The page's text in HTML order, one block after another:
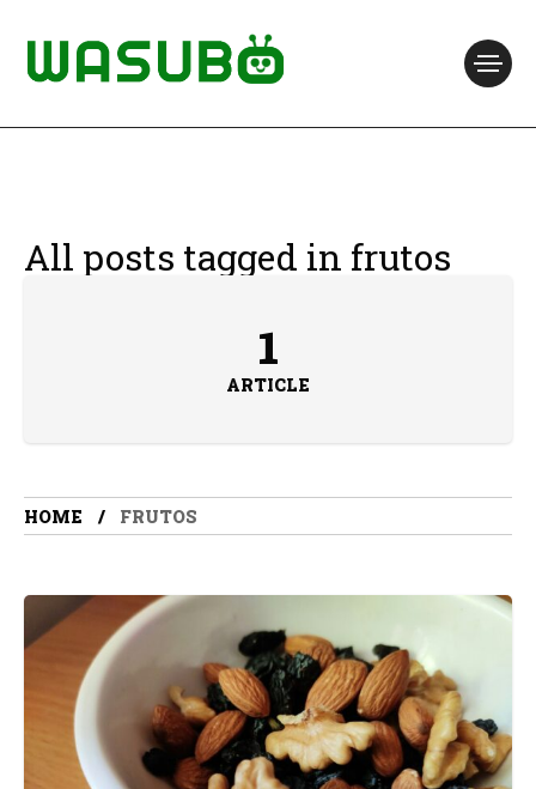
All posts tagged in frutos
1
ARTICLE
HOME FRUTOS